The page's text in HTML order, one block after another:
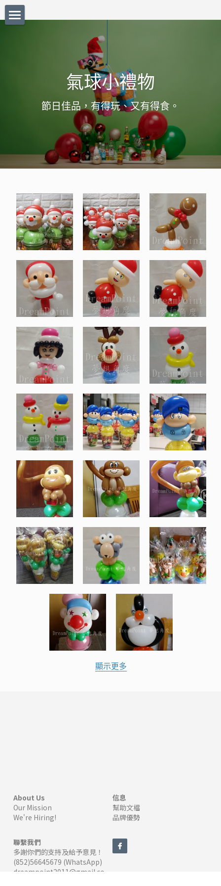
基初氣球
Q版氣球公仔
美味蛋糕
氣球小禮物
結婚公仔
中式篇
西式篇
氣球佈置
節日篇
復活節
中秋節
萬聖節
聖誕節
新年
氣球小禮物
節日佳品，有得玩、又有得食。
顯示更多
About Us
Our Mission
We're Hiring!
信息
幫助文檔
品牌優勢
聯繫我們
多謝你們的支持及給予意見！
(852)56645679 (WhatsApp)
dreampoint2011@gmail.co